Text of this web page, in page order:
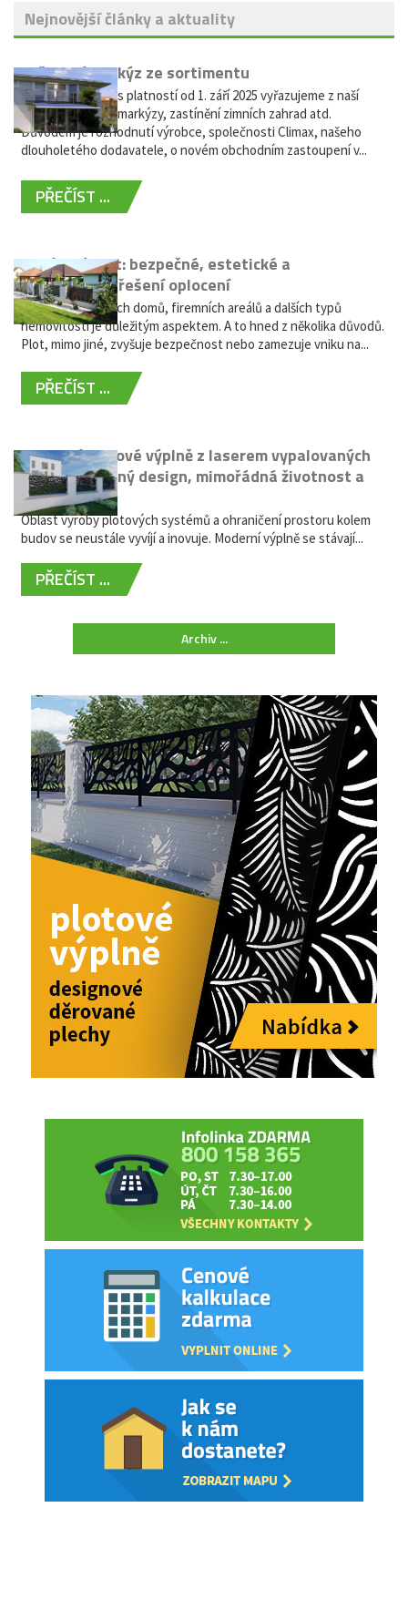
Nejnovější články a aktuality
Vyřazení markýz ze sortimentu
Vážení zákazníci, s platností od 1. září 2025 vyřazujeme z naší
nabídky výsuvné markýzy, zastínění zimních zahrad atd.
Důvodem je rozhodnutí výrobce, společnosti Climax, našeho
dlouholetého dodavatele, o novém obchodním zastoupení v...
PŘEČÍST ...
Hliníkový plot: bezpečné, estetické a
bezúdržbové řešení oplocení
Oplocení rodinných domů, firemních areálů a dalších typů
nemovitostí je důležitým aspektem. A to hned z několika důvodů.
Plot, mimo jiné, zvyšuje bezpečnost nebo zamezuje vniku na...
PŘEČÍST ...
Moderní plotové výplně z laserem vypalovaných
kovů: výjimečný design, mimořádná životnost a
žádná údržba
Oblast výroby plotových systémů a ohraničení prostoru kolem
budov se neustále vyvíjí a inovuje. Moderní výplně se stávají...
PŘEČÍST ...
Archiv ...